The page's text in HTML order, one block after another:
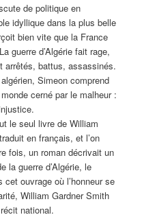
de politique en
idyllique dans la plus belle
bien vite que la France
guerre d’Algérie fait rage,
arrêtés, battus, assassinés.
Simeon comprend
cerné par le malheur :
le seul livre de William
en français, et l’on
fois, un roman décrivait un
la guerre d’Algérie, le
ouvrage où l’honneur se
William Gardner Smith
national.